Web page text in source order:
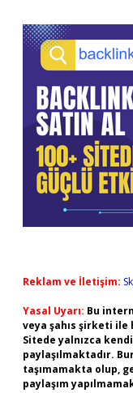
Reklam ve İletişim:
Yasal Uyarı: Bu
veya şahıs şirketi ile
Sitede yalnızca
paylaşılmaktadır.
taşımamakta olup,
paylaşım